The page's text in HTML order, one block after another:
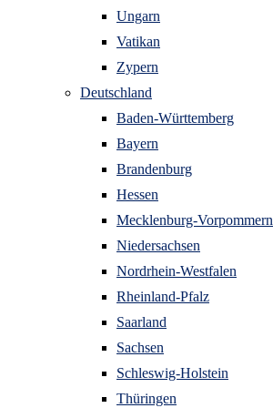
Ungarn
Vatikan
Zypern
Deutschland
Baden-Württemberg
Bayern
Brandenburg
Hessen
Mecklenburg-Vorpommern
Niedersachsen
Nordrhein-Westfalen
Rheinland-Pfalz
Saarland
Sachsen
Schleswig-Holstein
Thüringen